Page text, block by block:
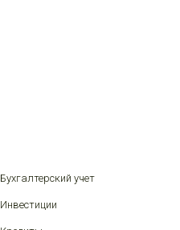
Бухгалтерский учет
Инвестиции